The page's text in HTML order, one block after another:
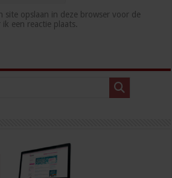
site opslaan in deze browser voor de
een reactie plaats.